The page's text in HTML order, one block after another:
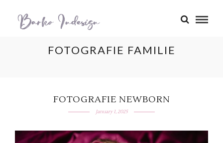
FOTOGRAFIE FAMILIE
FOTOGRAFIE NEWBORN
January 1, 2025